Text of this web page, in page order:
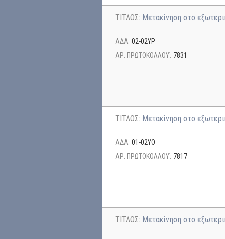
ΤΙΤΛΟΣ: Μετακίνηση στο
ΑΔΑ: 02-02ΥΡ
ΑΡ. ΠΡΩΤΟΚΟΛΛΟΥ: 7831
ΤΙΤΛΟΣ: Μετακίνηση στο
ΑΔΑ: 01-02ΥΟ
ΑΡ. ΠΡΩΤΟΚΟΛΛΟΥ: 7817
ΤΙΤΛΟΣ: Μετακίνηση στο